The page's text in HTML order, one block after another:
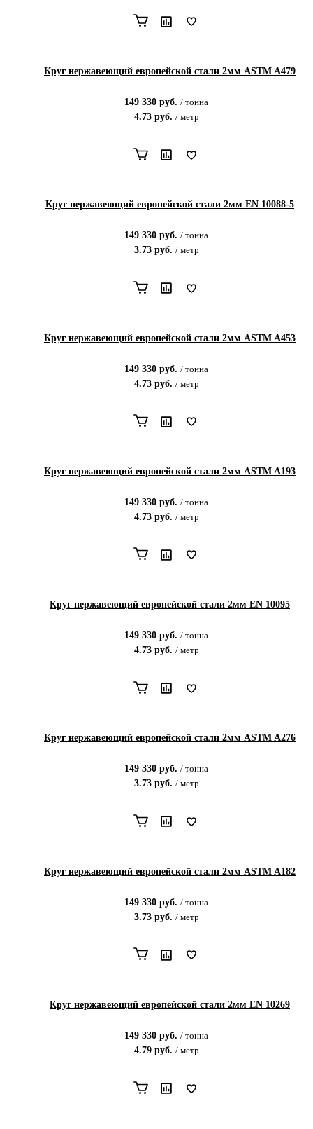
Круг нержавеющий европейской стали 2мм ASTM A479
149 330 руб. / тонна
4.73руб. / метр
Круг нержавеющий европейской стали 2мм EN 10088-5
149 330 руб. / тонна
3.73руб. / метр
Круг нержавеющий европейской стали 2мм ASTM A453
149 330 руб. / тонна
4.73руб. / метр
Круг нержавеющий европейской стали 2мм ASTM A193
149 330 руб. / тонна
4.73руб. / метр
Круг нержавеющий европейской стали 2мм EN 10095
149 330 руб. / тонна
4.73руб. / метр
Круг нержавеющий европейской стали 2мм ASTM A276
149 330 руб. / тонна
3.73руб. / метр
Круг нержавеющий европейской стали 2мм ASTM A182
149 330 руб. / тонна
3.73руб. / метр
Круг нержавеющий европейской стали 2мм EN 10269
149 330 руб. / тонна
4.79руб. / метр